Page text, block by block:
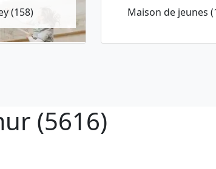
(158) Maison de jeunes
(5616)